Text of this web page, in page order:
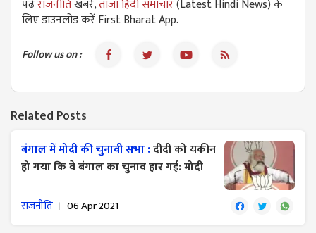
पढेंराजनीतिखबरें,ताजा हिंदी समाचार(Latest Hindi News) के
लिए डाउनलोड करें First Bharat App.
Follow us on :
Related Posts
बंगाल में मोदी की चुनावी सभा :दीदी को यकीन
हो गया कि वे बंगाल का चुनाव हार गई: मोदी
राजनीति 06 Apr 2021